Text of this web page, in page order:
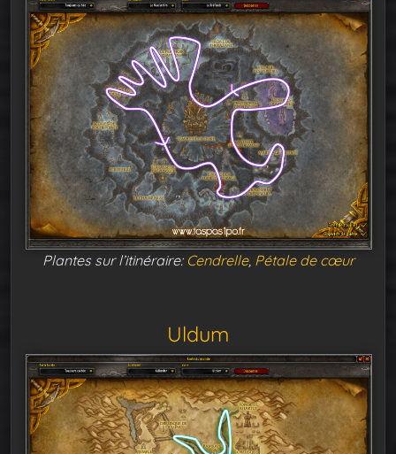
Plantes sur l’itinéraire: Cendrelle, Pétale de cœur
Uldum